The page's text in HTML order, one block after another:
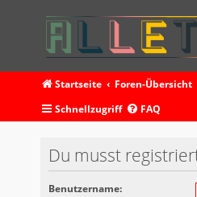
Startseite
Foren-Übersicht
Schnellzugriff
FAQ
Du musst
Benutzername: